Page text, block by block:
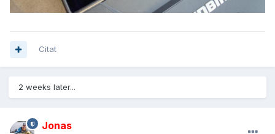
Citat
2 weeks later...
Jonas